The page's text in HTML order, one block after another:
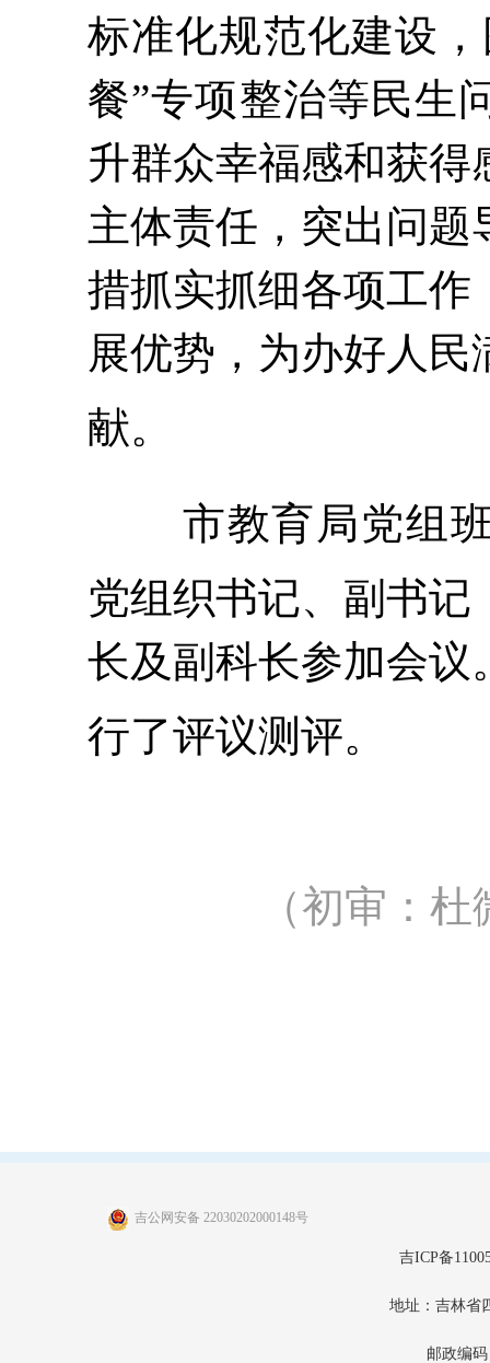
标准化规范化建设
餐”专项整治等民生
升群众幸福感和获
主体责任，突出问
措抓实抓细各项工作
展优势，为办好人
献。
市教育局党组
党组织书记、副书
长及副科长参加会议
行了评议测评。
（初审：
吉公网安备 22030202000148号
吉ICP备
地址：吉林省
邮政编码